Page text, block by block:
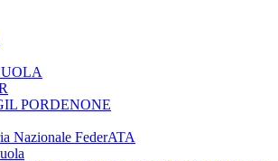
PORDENONE
Nazionale FederATA